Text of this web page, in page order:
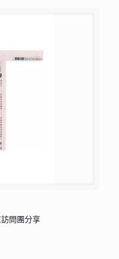
問團分享